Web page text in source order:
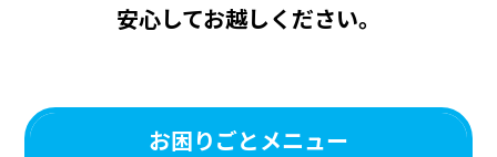
安⼼してお越しください。
お困りごとメニュー